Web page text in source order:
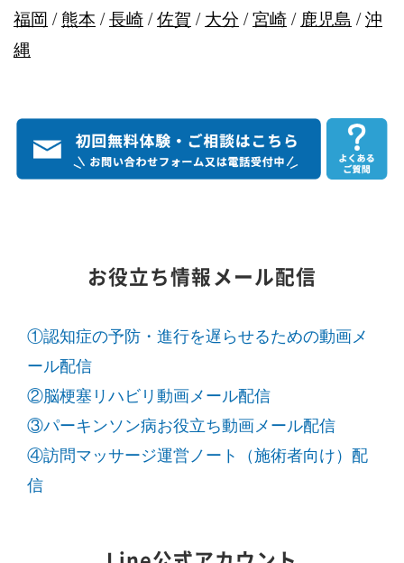
福岡 /熊本 /長崎/佐賀 /大分 /宮崎/ 鹿児島 /沖
縄
お役立ち情報メール配信
①認知症の予防・進行を遅らせるための動画メ
ール配信
②脳梗塞リハビリ動画メール配信
③パーキンソン病お役立ち動画メール配信
④訪問マッサージ運営ノート（施術者向け）配
信